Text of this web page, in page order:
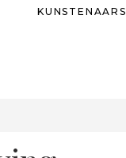
KUNSTENAARS